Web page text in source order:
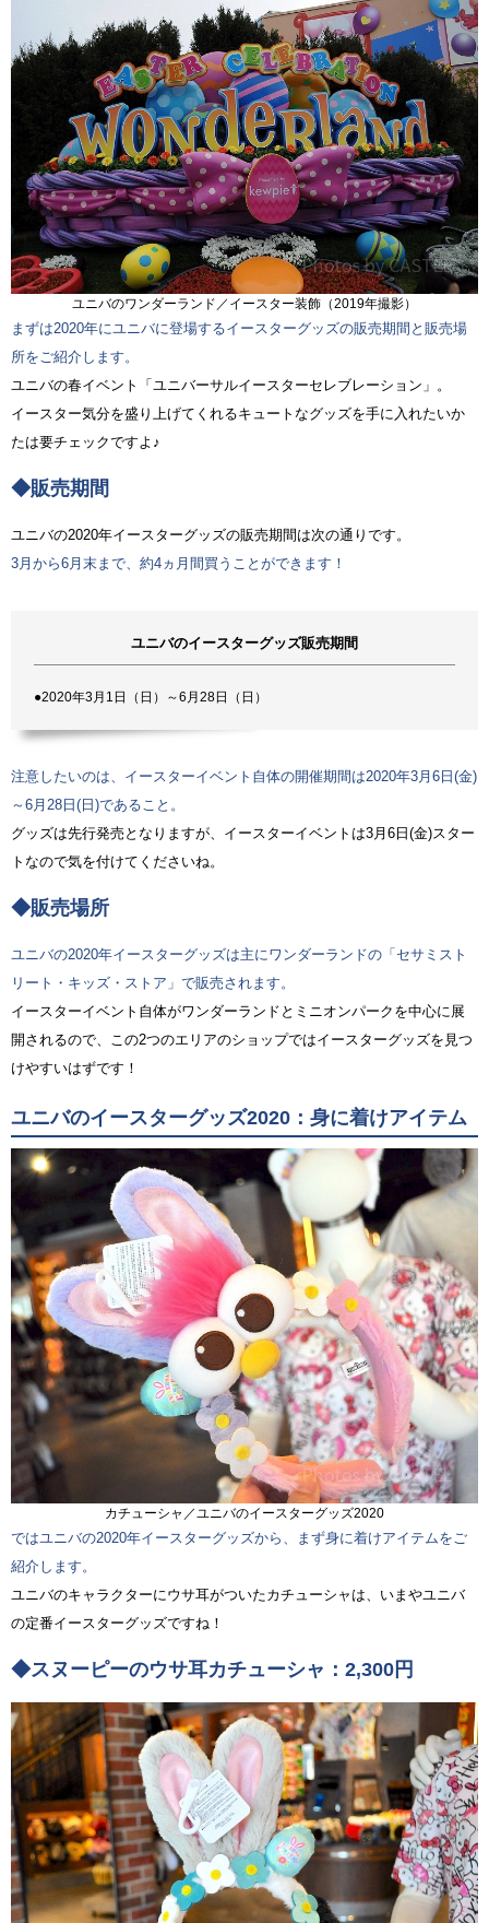
ユニバのワンダーランド／イースター装飾（2019年撮影）
まずは2020年にユニバに登場するイースターグッズの販売期間と販売場
所をご紹介します。
ユニバの春イベント「ユニバーサルイースターセレブレーション」。
イースター気分を盛り上げてくれるキュートなグッズを手に入れたいか
たは要チェックですよ♪
◆販売期間
ユニバの2020年イースターグッズの販売期間は次の通りです。
3月から6月末まで、約4ヵ月間買うことができます！
ユニバのイースターグッズ販売期間
●2020年3月1日（日）～6月28日（日）
注意したいのは、イースターイベント自体の開催期間は2020年3月6日(金)
～6月28日(日)であること。
グッズは先行発売となりますが、イースターイベントは3月6日(金)スター
トなので気を付けてくださいね。
◆販売場所
ユニバの2020年イースターグッズは主にワンダーランドの「セサミスト
リート・キッズ・ストア」で販売されます。
イースターイベント自体がワンダーランドとミニオンパークを中心に展
開されるので、この2つのエリアのショップではイースターグッズを見つ
けやすいはずです！
ユニバのイースターグッズ2020：身に着けアイテム
カチューシャ／ユニバのイースターグッズ2020
ではユニバの2020年イースターグッズから、まず身に着けアイテムをご
紹介します。
ユニバのキャラクターにウサ耳がついたカチューシャは、いまやユニバ
の定番イースターグッズですね！
◆スヌーピーのウサ耳カチューシャ：2,300円